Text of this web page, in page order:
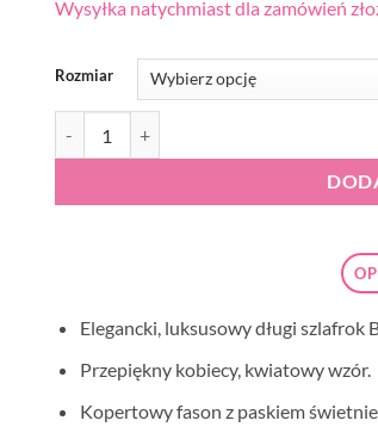
Wysyłka natychmiast dla zamówień
Rozmiar
Elegancki, luksusowy długi szlafrok
Przepiękny kobiecy, kwiatowy wzór.
Kopertowy fason z paskiem